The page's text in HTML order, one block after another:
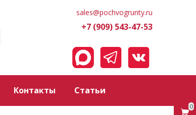
sales@pochvogrunty.ru
+7 (909) 543-47-53
Контакты Статьи
0